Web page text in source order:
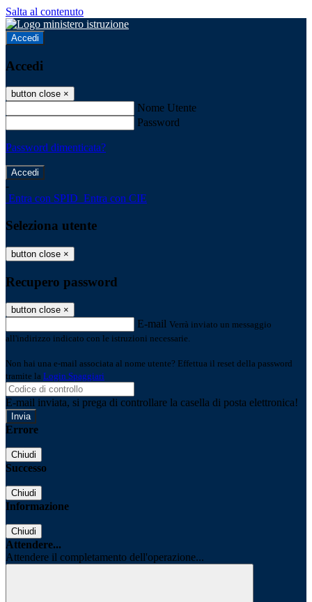
Salta al contenuto
Accedi
Accedi
button close ×
Nome Utente
Password
Password dimenticata?
-
Entra con SPID Entra con CIE
Seleziona utente
button close ×
Recupero password
button close ×
E-mail Verrà inviato un messaggio
all'indirizzo indicato con le istruzioni necessarie.
Non hai una e-mail associata al nome utente? Effettua il reset della password
tramite la Login Spaggiari
E-mail inviata, si prega di controllare la casella di posta elettronica!
Errore
Chiudi
Successo
Chiudi
Informazione
Chiudi
Attendere...
Attendere il completamento dell'operazione...